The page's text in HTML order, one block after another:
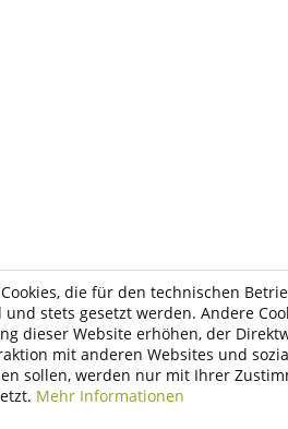
die für den technischen
stets gesetzt werden. Andere
dieser Website erhöhen, der
mit anderen Websites und
sollen, werden nur mit Ihrer
Mehr Informationen